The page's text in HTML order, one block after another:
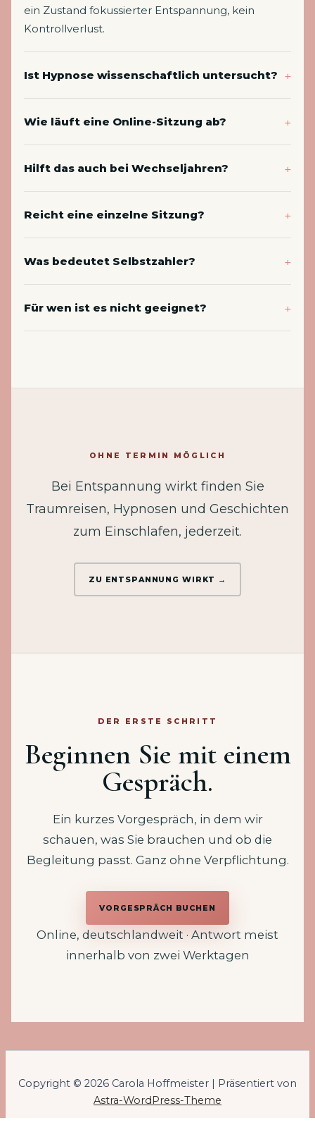
ein Zustand fokussierter Entspannung, kein
Kontrollverlust.
Ist Hypnose wissenschaftlich untersucht?
Wie läuft eine Online-Sitzung ab?
Hilft das auch bei Wechseljahren?
Reicht eine einzelne Sitzung?
Was bedeutet Selbstzahler?
Für wen ist es nicht geeignet?
OHNE TERMIN MÖGLICH
Bei Entspannung wirkt finden Sie
Traumreisen, Hypnosen und Geschichten
zum Einschlafen, jederzeit.
ZU ENTSPANNUNG WIRKT →
DER ERSTE SCHRITT
Beginnen Sie mit einem
Gespräch.
Ein kurzes Vorgespräch, in dem wir
schauen, was Sie brauchen und ob die
Begleitung passt. Ganz ohne Verpflichtung.
VORGESPRÄCH BUCHEN
Online, deutschlandweit · Antwort meist
innerhalb von zwei Werktagen
Copyright © 2026 Carola Hoffmeister | Präsentiert von
Astra-WordPress-Theme